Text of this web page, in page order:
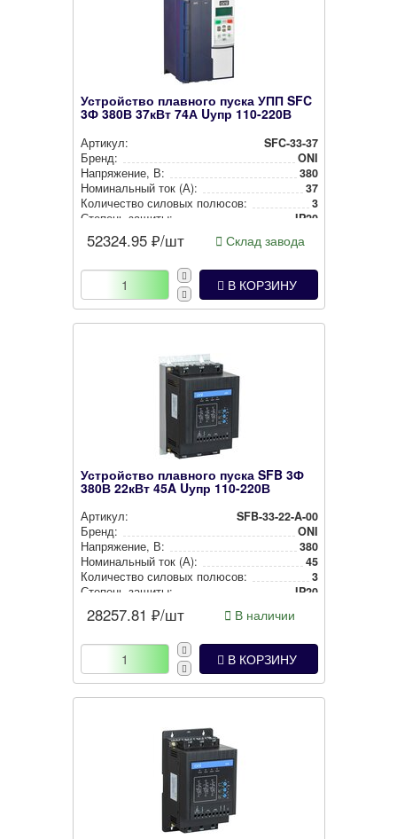
Устройство плавного пуска УПП SFC
3Ф 380В 37кВт 74А Uупр 110-220В
Артикул:
SFC-33-37
Бренд:
ONI
Нап­ря­же­ние, В:
380
Номи­наль­ный ток (А):
37
Количество силовых полюсов:
3
Степень защиты:
IP20
Встроенная защита от перегрузки двигателя:
52324.95 ₽/шт Склад завода
В КОРЗИНУ
Устройство плавного пуска SFB 3Ф
380В 22кВт 45A Uупр 110-220В
Артикул:
SFB-33-22-A-00
Бренд:
ONI
Нап­ря­же­ние, В:
380
Номи­наль­ный ток (А):
45
Количество силовых полюсов:
3
Степень защиты:
IP20
Встроенная защита от перегрузки двигателя:
28257.81 ₽/шт В наличии
В КОРЗИНУ